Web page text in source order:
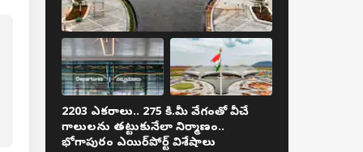
2203 ఎకరాలు.. 275 కి.మీ వేగంతో వీచే
గాలులను తట్టుకునేలా నిర్మాణం..
భోగాపురం ఎయిర్‌పోర్ట్ విశేషాలు
పేపర్‌ లీక్ చేసింది
నిపుణులే! సీబీఐ
షీట్‌లో దిగ్భ్రాంతికర